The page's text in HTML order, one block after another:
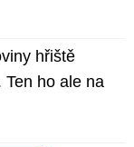
hřiště
ho ale na